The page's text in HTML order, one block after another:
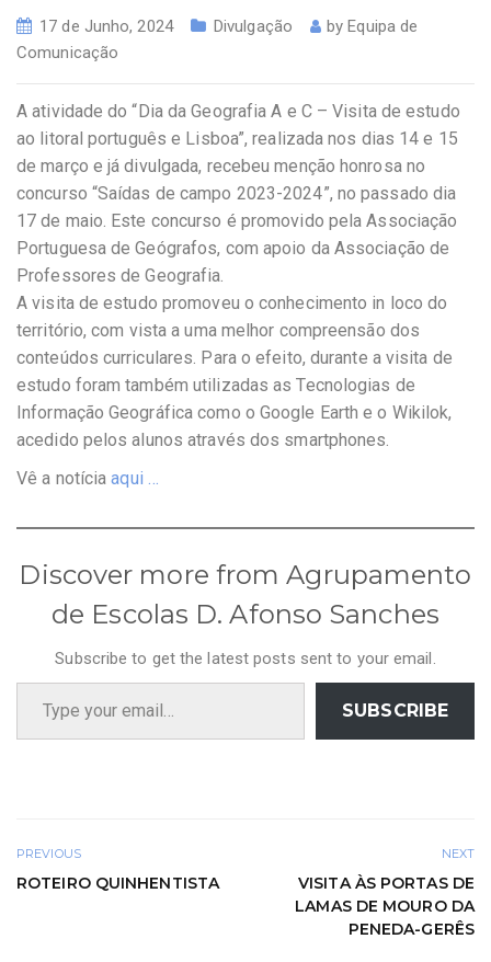
17 de Junho, 2024 Divulgação byEquipa de
Comunicação
A atividade do “Dia da Geografia A e C – Visita de estudo
ao litoral português e Lisboa”, realizada nos dias 14 e 15
de março e já divulgada, recebeu menção honrosa no
concurso “Saídas de campo 2023-2024”, no passado dia
17 de maio. Este concurso é promovido pela Associação
Portuguesa de Geógrafos, com apoio da Associação de
Professores de Geografia.
A visita de estudo promoveu o conhecimento in loco do
território, com vista a uma melhor compreensão dos
conteúdos curriculares. Para o efeito, durante a visita de
estudo foram também utilizadas as Tecnologias de
Informação Geográfica como o Google Earth e o Wikilok,
acedido pelos alunos através dos smartphones.
Vê a notíciaaqui …
Discover more from Agrupamento
de Escolas D. Afonso Sanches
Subscribe to get the latest posts sent to your email.
Type your email…
SUBSCRIBE
PREVIOUS
ROTEIRO QUINHENTISTA
NEXT
VISITA ÀS PORTAS DE
LAMAS DE MOURO DA
PENEDA-GERÊS